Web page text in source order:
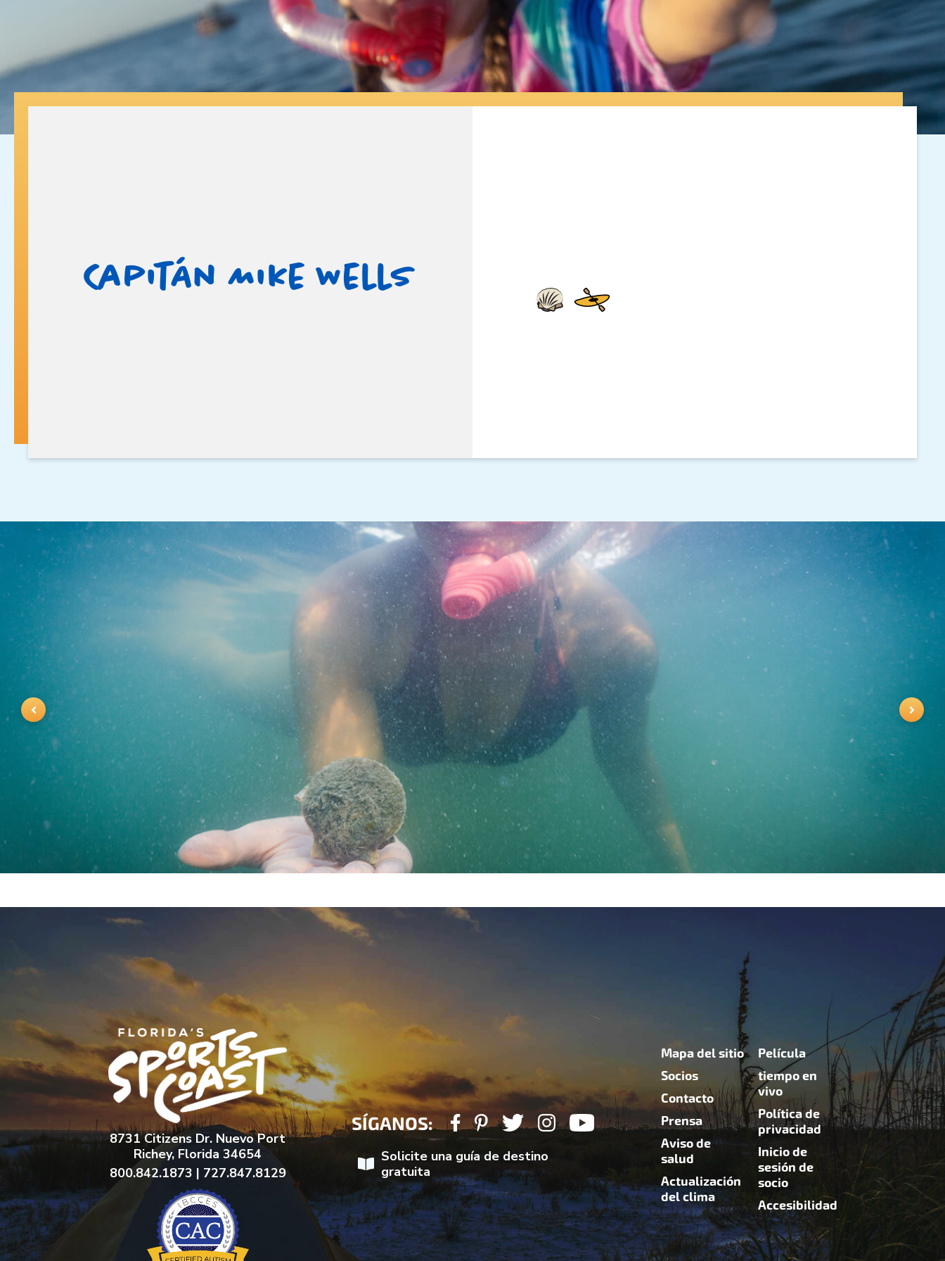
Capitán Mike Wells
8731 Citizens Dr. Nuevo Port
Richey, Florida 34654
800.842.1873 | 727.847.8129
SÍGANOS:
Solicite una guía de destino
gratuita
Mapa del sitio
Socios
Contacto
Prensa
Aviso de
salud
Actualización
del clima
Película
tiempo en
vivo
Política de
privacidad
Inicio de
sesión de
socio
Accesibilidad